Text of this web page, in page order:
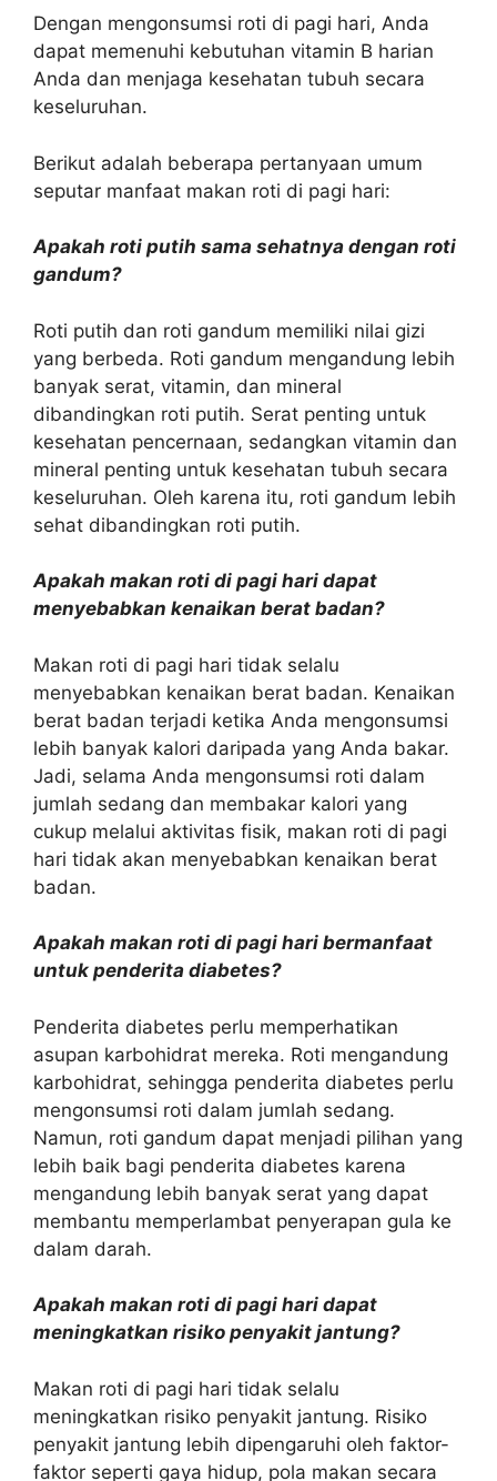
Dengan mengonsumsi roti di pagi hari, Anda
dapat memenuhi kebutuhan vitamin B harian
Anda dan menjaga kesehatan tubuh secara
keseluruhan.
Berikut adalah beberapa pertanyaan umum
seputar manfaat makan roti di pagi hari:
Apakah roti putih sama sehatnya dengan roti
gandum?
Roti putih dan roti gandum memiliki nilai gizi
yang berbeda. Roti gandum mengandung lebih
banyak serat, vitamin, dan mineral
dibandingkan roti putih. Serat penting untuk
kesehatan pencernaan, sedangkan vitamin dan
mineral penting untuk kesehatan tubuh secara
keseluruhan. Oleh karena itu, roti gandum lebih
sehat dibandingkan roti putih.
Apakah makan roti di pagi hari dapat
menyebabkan kenaikan berat badan?
Makan roti di pagi hari tidak selalu
menyebabkan kenaikan berat badan. Kenaikan
berat badan terjadi ketika Anda mengonsumsi
lebih banyak kalori daripada yang Anda bakar.
Jadi, selama Anda mengonsumsi roti dalam
jumlah sedang dan membakar kalori yang
cukup melalui aktivitas fisik, makan roti di pagi
hari tidak akan menyebabkan kenaikan berat
badan.
Apakah makan roti di pagi hari bermanfaat
untuk penderita diabetes?
Penderita diabetes perlu memperhatikan
asupan karbohidrat mereka. Roti mengandung
karbohidrat, sehingga penderita diabetes perlu
mengonsumsi roti dalam jumlah sedang.
Namun, roti gandum dapat menjadi pilihan yang
lebih baik bagi penderita diabetes karena
mengandung lebih banyak serat yang dapat
membantu memperlambat penyerapan gula ke
dalam darah.
Apakah makan roti di pagi hari dapat
meningkatkan risiko penyakit jantung?
Makan roti di pagi hari tidak selalu
meningkatkan risiko penyakit jantung. Risiko
penyakit jantung lebih dipengaruhi oleh faktor-
faktor seperti gaya hidup, pola makan secara